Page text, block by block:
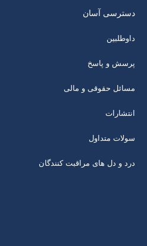
دسترسی آسان
داوطلبین
پرسش و پاسخ
مسائل حقوقی و مالی
انتشارات
سولات متداول
درد و دل های مراقبت کنندگان